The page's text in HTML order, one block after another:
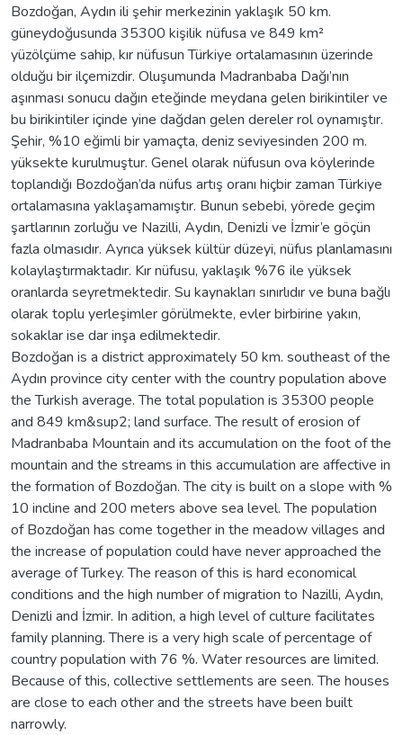
Bozdoğan, Aydın ili şehir merkezinin yaklaşık 50 km.
güneydoğusunda 35300 kişilik nüfusa ve 849 km²
yüzölçüme sahip, kır nüfusun Türkiye ortalamasının üzerinde
olduğu bir ilçemizdir. Oluşumunda Madranbaba Dağı’nın
aşınması sonucu dağın eteğinde meydana gelen birikintiler ve
bu birikintiler içinde yine dağdan gelen dereler rol oynamıştır.
Şehir, %10 eğimli bir yamaçta, deniz seviyesinden 200 m.
yüksekte kurulmuştur. Genel olarak nüfusun ova köylerinde
toplandığı Bozdoğan’da nüfus artış oranı hiçbir zaman Türkiye
ortalamasına yaklaşamamıştır. Bunun sebebi, yörede geçim
şartlarının zorluğu ve Nazilli, Aydın, Denizli ve İzmir’e göçün
fazla olmasıdır. Ayrıca yüksek kültür düzeyi, nüfus planlamasını
kolaylaştırmaktadır. Kır nüfusu, yaklaşık %76 ile yüksek
oranlarda seyretmektedir. Su kaynakları sınırlıdır ve buna bağlı
olarak toplu yerleşimler görülmekte, evler birbirine yakın,
sokaklar ise dar inşa edilmektedir.
Bozdoğan is a district approximately 50 km. southeast of the
Aydın province city center with the country population above
the Turkish average. The total population is 35300 people
and 849 km&sup2; land surface. The result of erosion of
Madranbaba Mountain and its accumulation on the foot of the
mountain and the streams in this accumulation are affective in
the formation of Bozdoğan. The city is built on a slope with %
10 incline and 200 meters above sea level. The population
of Bozdoğan has come together in the meadow villages and
the increase of population could have never approached the
average of Turkey. The reason of this is hard economical
conditions and the high number of migration to Nazilli, Aydın,
Denizli and İzmir. In adition, a high level of culture facilitates
family planning. There is a very high scale of percentage of
country population with 76 %. Water resources are limited.
Because of this, collective settlements are seen. The houses
are close to each other and the streets have been built
narrowly.